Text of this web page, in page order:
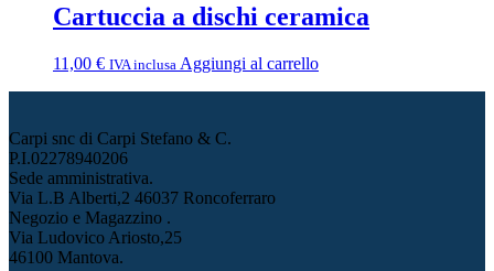
scelte
nella
pagina
del
prodotto
Cartuccia a dischi ceramica
11,00 € IVA inclusa Aggiungi al carrello
Carpi snc di Carpi Stefano & C.
P.I.02278940206
Sede amministrativa.
Via L.B Alberti,2 46037 Roncoferraro
Negozio e Magazzino .
Via Ludovico Ariosto,25
46100 Mantova.